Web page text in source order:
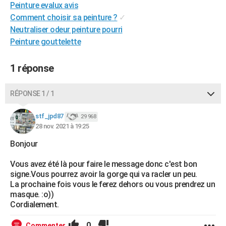
PHOTO
GUIDES D'ACHAT
CARTE DE VOEUX
Carte de Noël
Carte Bonne année
Carte Saint-Valentin
Carte Pâques
Carte d'anniversaire
DICTIONNAIRE
Dictionnaire
Biographies
Citations
Expressions
Proverbes
PROGRAMME TV
FORUM
Bricolage
Lifestyle
Culture
Sport
Auto
Television
Voyage
Cinema
Peinture evalux avis
Comment choisir sa peinture ? ✓
Neutraliser odeur peinture pourri
Peinture gouttelette
1 réponse
RÉPONSE 1 / 1
stf_jpd87 29 968
28 nov. 2021 à 19:25
Bonjour
Vous avez été là pour faire le message donc c'est bon
signe.Vous pourrez avoir la gorge qui va racler un peu.
La prochaine fois vous le ferez dehors ou vous prendrez un
masque. :o))
Cordialement.